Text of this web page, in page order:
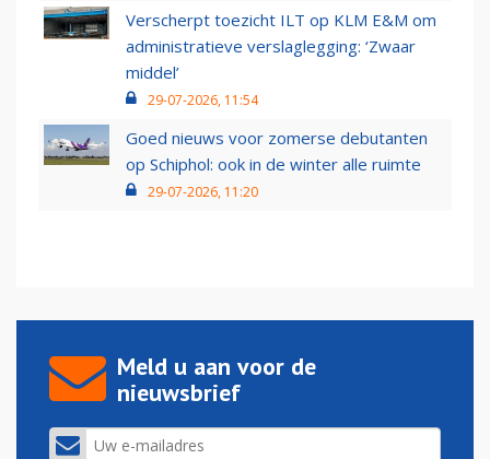
Verscherpt toezicht ILT op KLM E&M om
administratieve verslaglegging: ‘Zwaar
middel’
29-07-2026, 11:54
Goed nieuws voor zomerse debutanten
op Schiphol: ook in de winter alle ruimte
29-07-2026, 11:20
Meld u aan voor de
nieuwsbrief